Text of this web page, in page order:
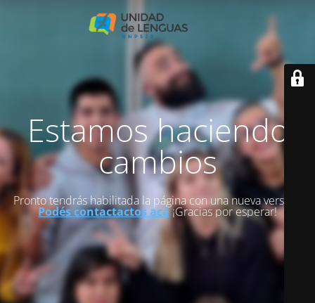
Estamos haciendo
cambios
Pronto tendrás habilitada la página con una nueva versión.
Podés contactactos acá¡Gracias por esperar!